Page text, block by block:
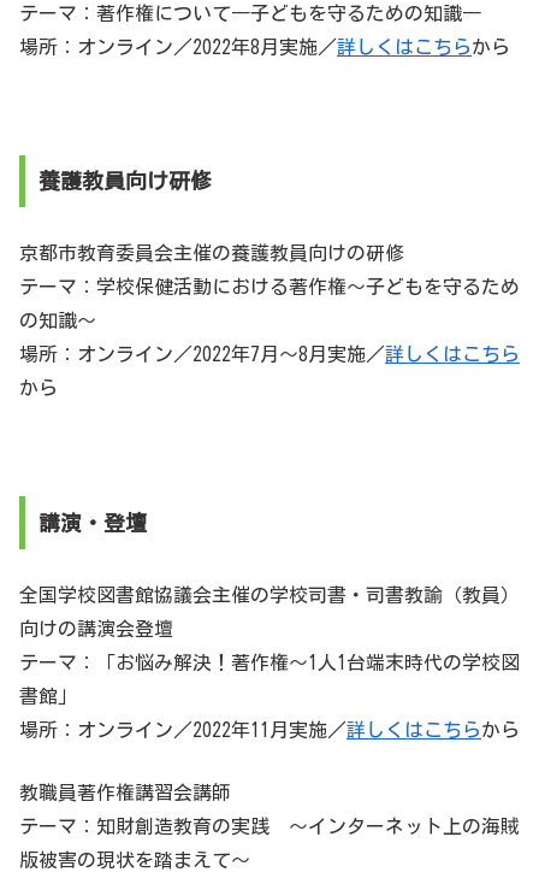
テーマ：著作権について―子どもを守るための知識―
場所：オンライン／2022年8月実施／詳しくはこちらから
養護教員向け研修
京都市教育委員会主催の養護教員向けの研修
テーマ：学校保健活動における著作権～子どもを守るため
の知識～
場所：オンライン／2022年7月〜8月実施／詳しくはこちら
から
講演・登壇
全国学校図書館協議会主催の学校司書・司書教諭（教員）
向けの講演会登壇
テーマ：「お悩み解決！著作権～1人1台端末時代の学校図
書館」
場所：オンライン／2022年11月実施／詳しくはこちらから
教職員著作権講習会講師
テーマ：知財創造教育の実践 ～インターネット上の海賊
版被害の現状を踏まえて～